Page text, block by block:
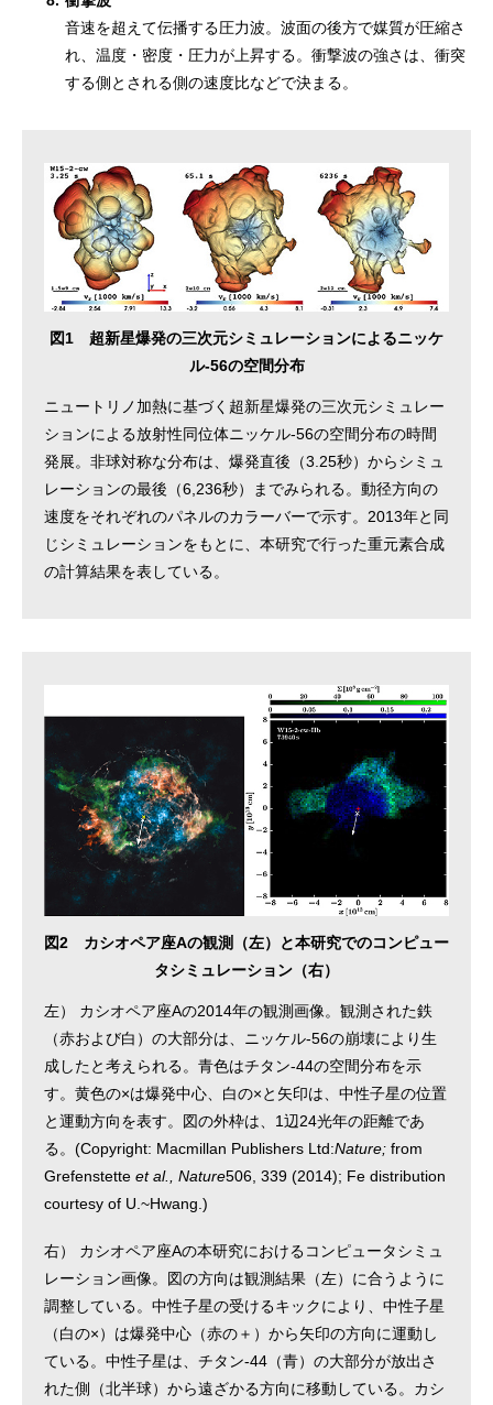
音速を超えて伝播する圧力波。波面の後方で媒質が圧縮さ
れ、温度・密度・圧力が上昇する。衝撃波の強さは、衝突
する側とされる側の速度比などで決まる。
図1 超新星爆発の三次元シミュレーションによるニッケ
ル-56の空間分布
ニュートリノ加熱に基づく超新星爆発の三次元シミュレー
ションによる放射性同位体ニッケル-56の空間分布の時間
発展。非球対称な分布は、爆発直後（3.25秒）からシミュ
レーションの最後（6,236秒）までみられる。動径方向の
速度をそれぞれのパネルのカラーバーで示す。2013年と同
じシミュレーションをもとに、本研究で行った重元素合成
の計算結果を表している。
図2 カシオペア座Aの観測（左）と本研究でのコンピュー
タシミュレーション（右）
左） カシオペア座Aの2014年の観測画像。観測された鉄
（赤および白）の大部分は、ニッケル-56の崩壊により生
成したと考えられる。青色はチタン-44の空間分布を示
す。黄色の×は爆発中心、白の×と矢印は、中性子星の位置
と運動方向を表す。図の外枠は、1辺24光年の距離であ
る。(Copyright: Macmillan Publishers Ltd:Nature; from
Grefenstette et al., Nature506, 339 (2014); Fe distribution
courtesy of U.~Hwang.)
右） カシオペア座Aの本研究におけるコンピュータシミュ
レーション画像。図の方向は観測結果（左）に合うように
調整している。中性子星の受けるキックにより、中性子星
（白の×）は爆発中心（赤の＋）から矢印の方向に運動し
ている。中性子星は、チタン-44（青）の大部分が放出さ
れた側（北半球）から遠ざかる方向に移動している。カシ